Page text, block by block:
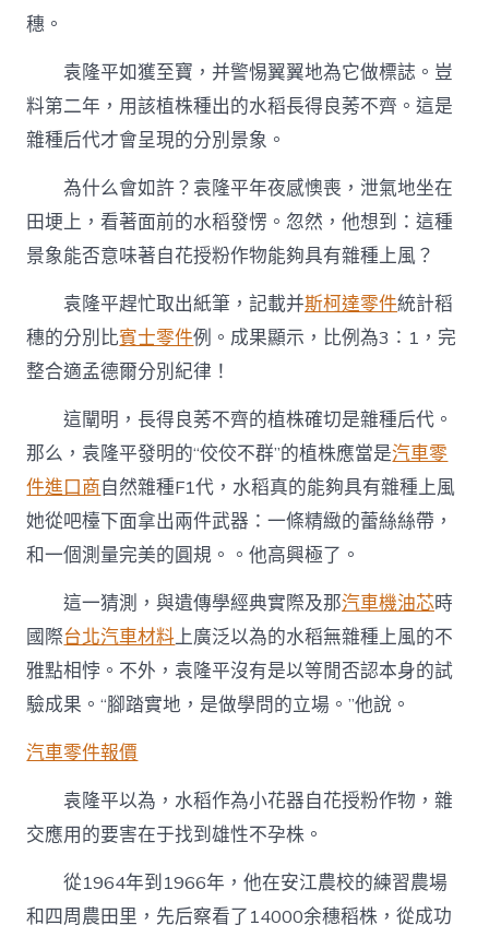
穗。
袁隆平如獲至寶，并警惕翼翼地為它做標誌。豈
料第二年，用該植株種出的水稻長得良莠不齊。這是
雜種后代才會呈現的分別景象。
為什么會如許？袁隆平年夜感懊喪，泄氣地坐在
田埂上，看著面前的水稻發愣。忽然，他想到：這種
景象能否意味著自花授粉作物能夠具有雜種上風？
袁隆平趕忙取出紙筆，記載并斯柯達零件統計稻
穗的分別比賓士零件例。成果顯示，比例為3∶1，完
整合適孟德爾分別紀律！
這闡明，長得良莠不齊的植株確切是雜種后代。
那么，袁隆平發明的“佼佼不群”的植株應當是汽車零
件進口商自然雜種F1代，水稻真的能夠具有雜種上風
她從吧檯下面拿出兩件武器：一條精緻的蕾絲絲帶，
和一個測量完美的圓規。。他高興極了。
這一猜測，與遺傳學經典實際及那汽車機油芯時
國際台北汽車材料上廣泛以為的水稻無雜種上風的不
雅點相悖。不外，袁隆平沒有是以等閒否認本身的試
驗成果。“腳踏實地，是做學問的立場。”他說。
汽車零件報價
袁隆平以為，水稻作為小花器自花授粉作物，雜
交應用的要害在于找到雄性不孕株。
從1964年到1966年，他在安江農校的練習農場
和四周農田里，先后察看了14000余穗稻株，從成功